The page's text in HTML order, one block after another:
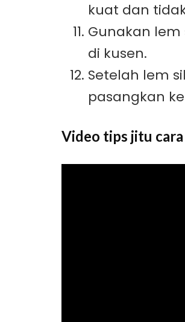
kuat dan
Gunakan
di kusen.
Setelah lem
pasangkan
Video tips jitu